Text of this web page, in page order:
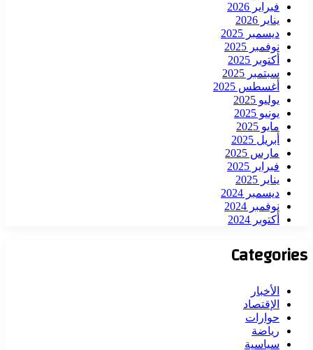
فبراير 2026
يناير 2026
ديسمبر 2025
نوفمبر 2025
أكتوبر 2025
سبتمبر 2025
أغسطس 2025
يوليو 2025
يونيو 2025
مايو 2025
أبريل 2025
مارس 2025
فبراير 2025
يناير 2025
ديسمبر 2024
نوفمبر 2024
أكتوبر 2024
Categories
الأخبار
الإقتصاد
حوارات
رياضة
سياسية